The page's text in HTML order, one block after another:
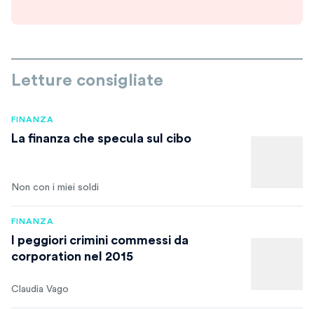
Letture consigliate
FINANZA
La finanza che specula sul cibo
Non con i miei soldi
FINANZA
I peggiori crimini commessi da
corporation nel 2015
Claudia Vago